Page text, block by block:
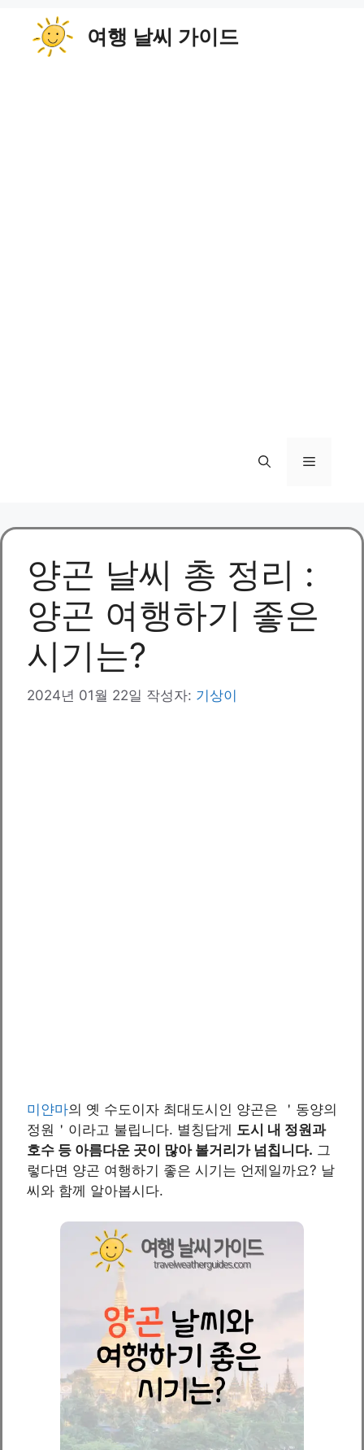
여행 날씨 가이드
메
양곤 날씨 총 정리 :
양곤 여행하기 좋은
시기는?
2024년 01월 22일 작성자: 기상이
미얀마의 옛 수도이자 최대도시인 양곤은 ＇동양의
정원＇이라고 불립니다. 별칭답게 도시 내 정원과
호수 등 아름다운 곳이 많아 볼거리가 넘칩니다. 그
렇다면 양곤 여행하기 좋은 시기는 언제일까요? 날
씨와 함께 알아봅시다.